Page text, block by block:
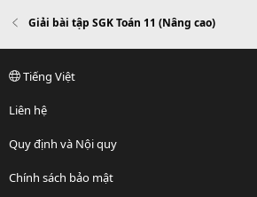
Giải bài tập SGK Toán 11 (Nâng cao)
Tiếng Việt
Liên hệ
Quy định và Nội quy
Chính sách bảo mật